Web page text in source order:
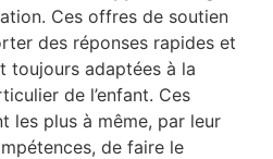
Ces offres de soutien
des réponses rapides et
toujours adaptées à la
de l’enfant. Ces
les plus à même, par leur
de faire le